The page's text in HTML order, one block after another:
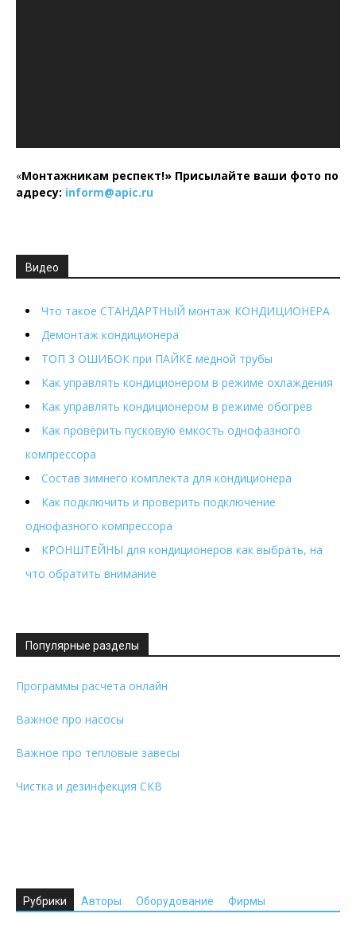
«Монтажникам респект!» Присылайте ваши фото по
адресу: inform@apic.ru
Видео
Что такое СТАНДАРТНЫЙ монтаж КОНДИЦИОНЕРА
Демонтаж кондиционера
ТОП 3 ОШИБОК при ПАЙКЕ медной трубы
Как управлять кондиционером в режиме охлаждения
Как управлять кондиционером в режиме обогрев
Как проверить пусковую ёмкость однофазного
компрессора
Состав зимнего комплекта для кондиционера
Как подключить и проверить подключение
однофазного компрессора
КРОНШТЕЙНЫ для кондиционеров как выбрать, на
что обратить внимание
Популярные разделы
Программы расчета онлайн
Важное про насосы
Важное про тепловые завесы
Чистка и дезинфекция СКВ
Рубрики Авторы Оборудование Фирмы